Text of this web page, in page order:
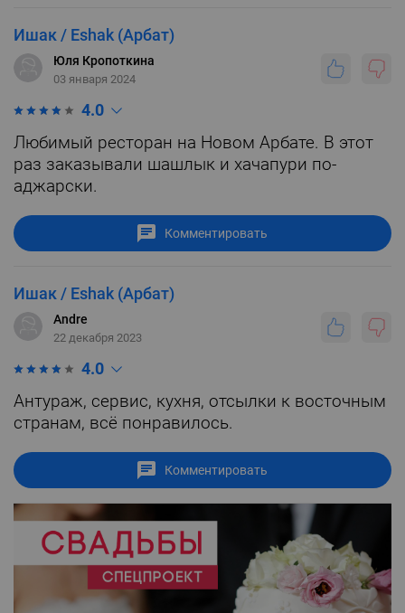
Ишак / Eshak (Арбат)
Юля Кропоткина
03 января 2024
4.0
Любимый ресторан на Новом Арбате. В этот
раз заказывали шашлык и хачапури по-
аджарски.
Комментировать
Ишак / Eshak (Арбат)
Andre
22 декабря 2023
4.0
Антураж, сервис, кухня, отсылки к восточным
странам, всё понравилось.
Комментировать